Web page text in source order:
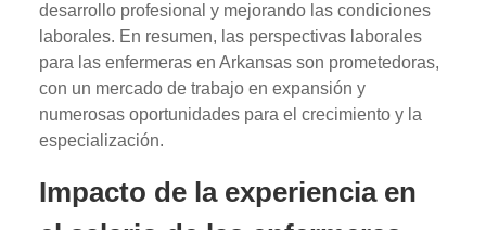
desarrollo profesional y mejorando las condiciones
laborales. En resumen, las perspectivas laborales
para las enfermeras en Arkansas son prometedoras,
con un mercado de trabajo en expansión y
numerosas oportunidades para el crecimiento y la
especialización.
Impacto de la experiencia en